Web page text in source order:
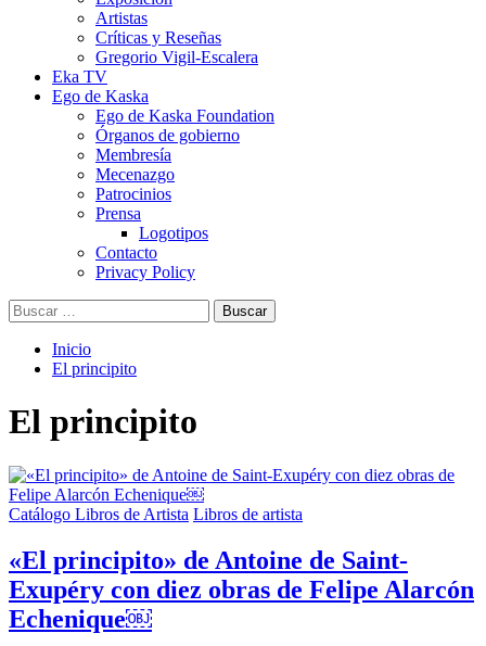
Artistas
Críticas y Reseñas
Gregorio Vigil-Escalera
Eka TV
Ego de Kaska
Ego de Kaska Foundation
Órganos de gobierno
Membresía
Mecenazgo
Patrocinios
Prensa
Logotipos
Contacto
Privacy Policy
Buscar:
Inicio
El principito
El principito
Catálogo Libros de Artista Libros de artista
«El principito» de Antoine de Saint-
Exupéry con diez obras de Felipe Alarcón
Echenique￼